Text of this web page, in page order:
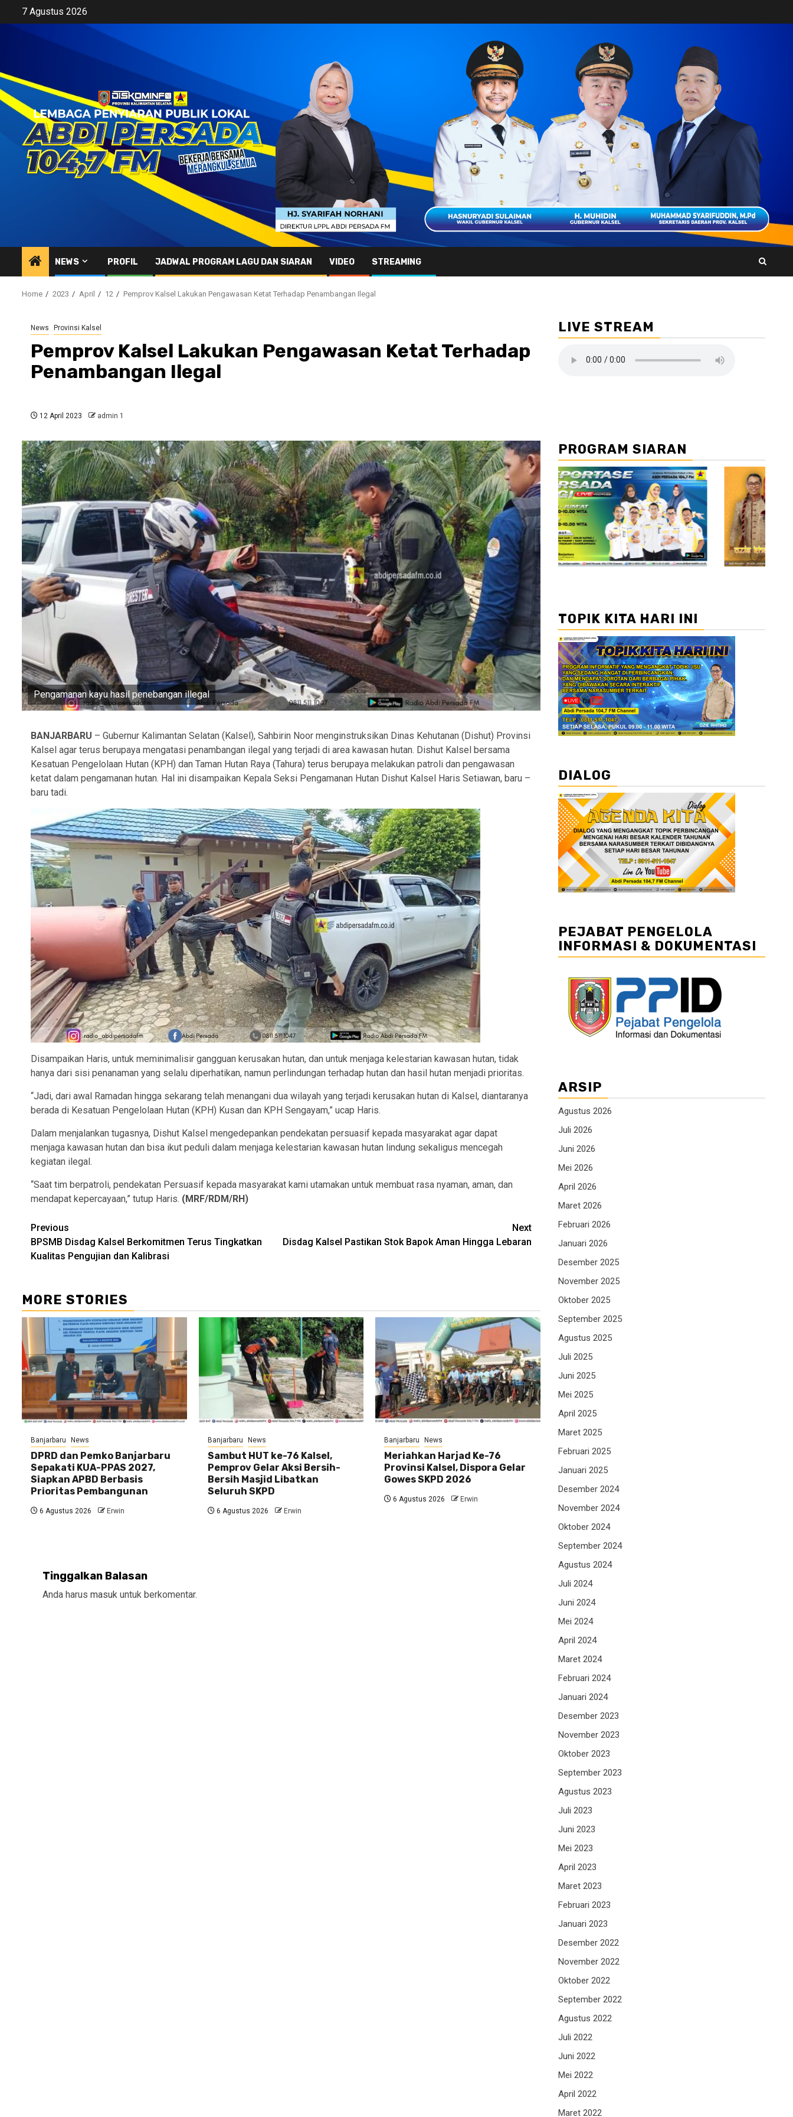
content
7 Agustus 2026
NEWS PROFIL JADWAL PROGRAM LAGU DAN SIARAN VIDEO STREAMING
Home 2023 April 12 Pemprov Kalsel Lakukan Pengawasan Ketat Terhadap Penambangan Ilegal
News Provinsi Kalsel
Pemprov Kalsel Lakukan Pengawasan Ketat Terhadap
Penambangan Ilegal
12 April 2023 admin 1
Pengamanan kayu hasil penebangan illegal
BANJARBARU – Gubernur Kalimantan Selatan (Kalsel), Sahbirin Noor menginstruksikan Dinas Kehutanan (Dishut) Provinsi
Kalsel agar terus berupaya mengatasi penambangan ilegal yang terjadi di area kawasan hutan. Dishut Kalsel bersama
Kesatuan Pengelolaan Hutan (KPH) dan Taman Hutan Raya (Tahura) terus berupaya melakukan patroli dan pengawasan
ketat dalam pengamanan hutan. Hal ini disampaikan Kepala Seksi Pengamanan Hutan Dishut Kalsel Haris Setiawan, baru –
baru tadi.
Disampaikan Haris, untuk meminimalisir gangguan kerusakan hutan, dan untuk menjaga kelestarian kawasan hutan, tidak
hanya dari sisi penanaman yang selalu diperhatikan, namun perlindungan terhadap hutan dan hasil hutan menjadi prioritas.
“Jadi, dari awal Ramadan hingga sekarang telah menangani dua wilayah yang terjadi kerusakan hutan di Kalsel, diantaranya
berada di Kesatuan Pengelolaan Hutan (KPH) Kusan dan KPH Sengayam,” ucap Haris.
Dalam menjalankan tugasnya, Dishut Kalsel mengedepankan pendekatan persuasif kepada masyarakat agar dapat
menjaga kawasan hutan dan bisa ikut peduli dalam menjaga kelestarian kawasan hutan lindung sekaligus mencegah
kegiatan ilegal.
“Saat tim berpatroli, pendekatan Persuasif kepada masyarakat kami utamakan untuk membuat rasa nyaman, aman, dan
mendapat kepercayaan,” tutup Haris. (MRF/RDM/RH)
Continue
Reading
Previous
BPSMB Disdag Kalsel Berkomitmen Terus Tingkatkan
Kualitas Pengujian dan Kalibrasi
Next
Disdag Kalsel Pastikan Stok Bapok Aman Hingga Lebaran
MORE STORIES
Banjarbaru News
DPRD dan Pemko Banjarbaru
Sepakati KUA-PPAS 2027,
Siapkan APBD Berbasis
Prioritas Pembangunan
6 Agustus 2026 Erwin
Banjarbaru News
Sambut HUT ke-76 Kalsel,
Pemprov Gelar Aksi Bersih-
Bersih Masjid Libatkan
Seluruh SKPD
6 Agustus 2026 Erwin
Banjarbaru News
Meriahkan Harjad Ke-76
Provinsi Kalsel, Dispora Gelar
Gowes SKPD 2026
6 Agustus 2026 Erwin
Tinggalkan Balasan
Anda harus masuk untuk berkomentar.
LIVE STREAM
PROGRAM SIARAN
//1 //2
TOPIK KITA HARI INI
DIALOG
PEJABAT PENGELOLA
INFORMASI & DOKUMENTASI
ARSIP
Agustus 2026
Juli 2026
Juni 2026
Mei 2026
April 2026
Maret 2026
Februari 2026
Januari 2026
Desember 2025
November 2025
Oktober 2025
September 2025
Agustus 2025
Juli 2025
Juni 2025
Mei 2025
April 2025
Maret 2025
Februari 2025
Januari 2025
Desember 2024
November 2024
Oktober 2024
September 2024
Agustus 2024
Juli 2024
Juni 2024
Mei 2024
April 2024
Maret 2024
Februari 2024
Januari 2024
Desember 2023
November 2023
Oktober 2023
September 2023
Agustus 2023
Juli 2023
Juni 2023
Mei 2023
April 2023
Maret 2023
Februari 2023
Januari 2023
Desember 2022
November 2022
Oktober 2022
September 2022
Agustus 2022
Juli 2022
Juni 2022
Mei 2022
April 2022
Maret 2022